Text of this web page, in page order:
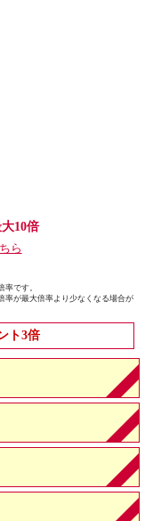
10倍
ら
です。
率が最大倍率より少なくなる場合が
ト3倍